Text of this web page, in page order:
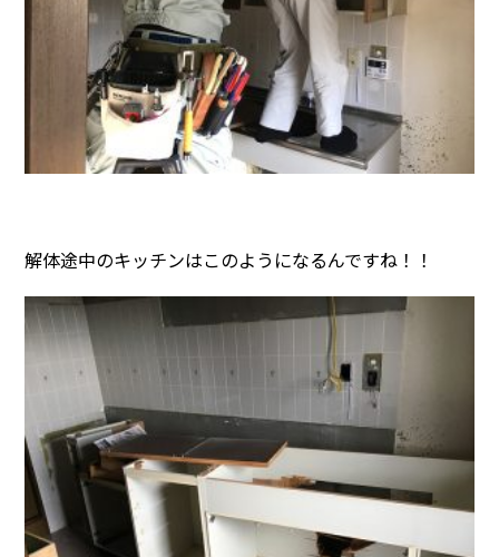
解体途中のキッチンはこのようになるんですね！！